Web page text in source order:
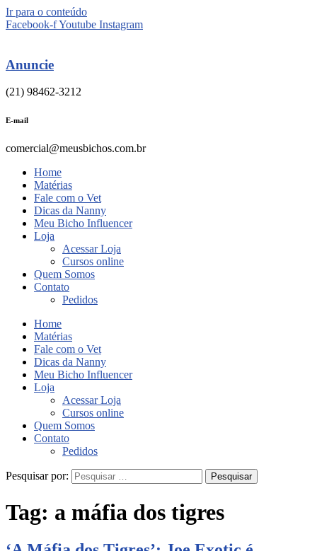
Ir para o conteúdo
Facebook-fYoutube Instagram
Anuncie
(21) 98462-3212
E-mail
comercial@meusbichos.com.br
Home
Matérias
Fale com o Vet
Dicas da Nanny
Meu Bicho Influencer
Loja
Acessar Loja
Cursos online
Quem Somos
Contato
Pedidos
Home
Matérias
Fale com o Vet
Dicas da Nanny
Meu Bicho Influencer
Loja
Acessar Loja
Cursos online
Quem Somos
Contato
Pedidos
Pesquisar por:
Tag: a máfia dos tigres